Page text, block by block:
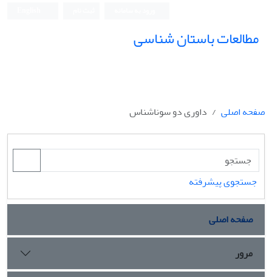
مطالعات باستان شناسی
صفحه اصلی داوری دو سوناشناس
جستجوی پیشرفته
صفحه اصلی
مرور